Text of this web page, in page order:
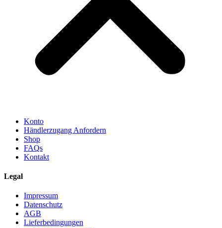
Konto
Händlerzugang Anfordern
Shop
FAQs
Kontakt
Legal
Impressum
Datenschutz
AGB
Lieferbedingungen